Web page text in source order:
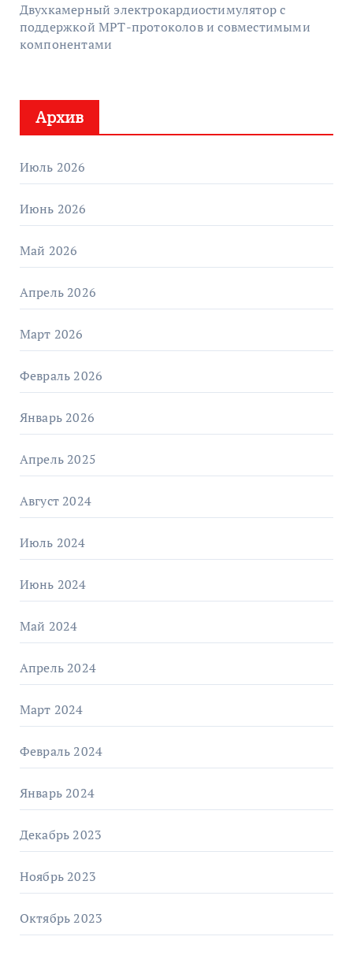
Двухкамерный электрокардиостимулятор с
поддержкой МРТ-протоколов и совместимыми
компонентами
Архив
Июль 2026
Июнь 2026
Май 2026
Апрель 2026
Март 2026
Февраль 2026
Январь 2026
Апрель 2025
Август 2024
Июль 2024
Июнь 2024
Май 2024
Апрель 2024
Март 2024
Февраль 2024
Январь 2024
Декабрь 2023
Ноябрь 2023
Октябрь 2023